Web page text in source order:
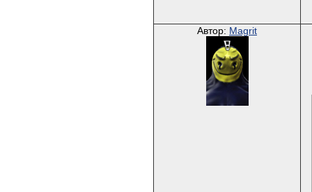
Автор: Magrit